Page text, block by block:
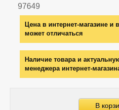
97649
Цена в интернет-магазине и
может отличаться
Наличие товара и
менеджера интернет-
В